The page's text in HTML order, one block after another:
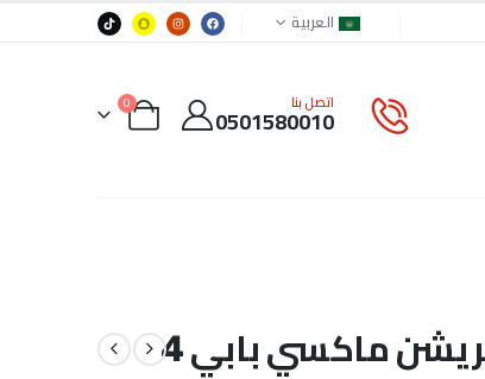
العربية
اتصل بنا
0501580010
0
رويال كانين سايز هيلث نيوتريشن ماكسي بابي 4